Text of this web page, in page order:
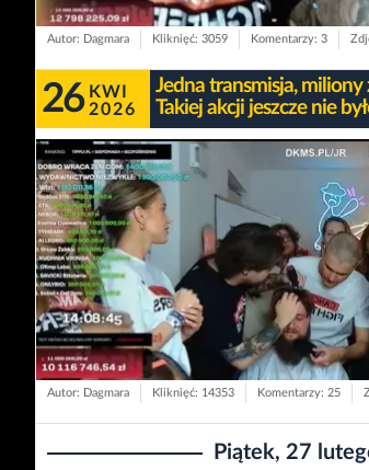
Autor: Dagmara Kliknięć: 3059 Komentarzy: 3
26 KWI
2026
Jedna transmisja,
Takiej akcji jeszcze nie
Autor: Dagmara Kliknięć: 14353 Komentarzy: 25
Piątek, 27